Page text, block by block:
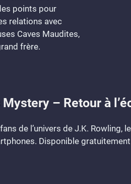
points pour
relations avec
Caves Maudites,
frère.
– Retour à
de l’univers de J.K. Rowling,
Disponible